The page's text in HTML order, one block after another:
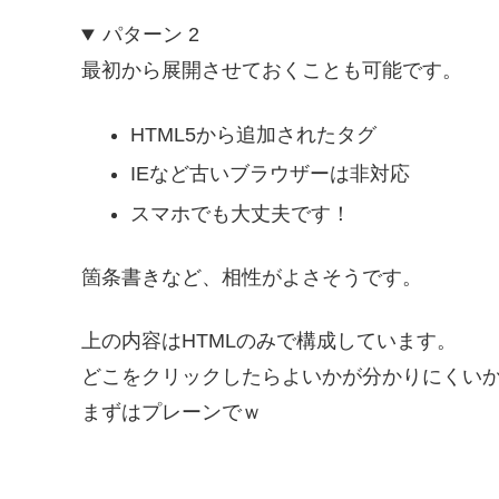
パターン 2
最初から展開させておくことも可能です。
HTML5から追加されたタグ
IEなど古いブラウザーは非対応
スマホでも大丈夫です！
箇条書きなど、相性がよさそうです。
上の内容はHTMLのみで構成しています。
どこをクリックしたらよいかが分かりにくい
まずはプレーンでｗ